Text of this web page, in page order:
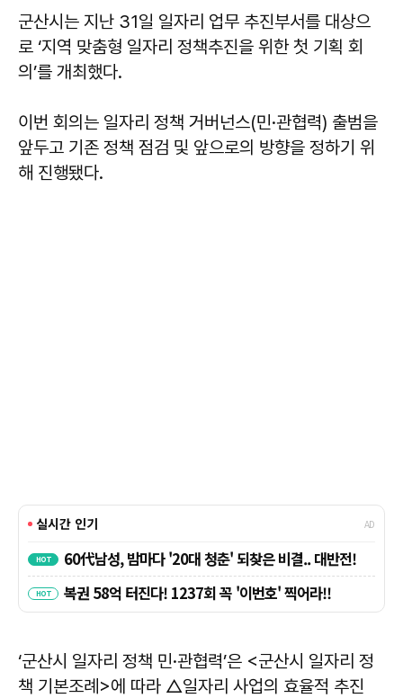
군산시는 지난 31일 일자리 업무 추진부서를 대상으
로 ‘지역 맞춤형 일자리 정책추진을 위한 첫 기획 회
의’를 개최했다.
이번 회의는 일자리 정책 거버넌스(민·관협력) 출범을
앞두고 기존 정책 점검 및 앞으로의 방향을 정하기 위
해 진행됐다.
‘군산시 일자리 정책 민·관협력’은 <군산시 일자리 정
책 기본조례>에 따라 △일자리 사업의 효율적 추진